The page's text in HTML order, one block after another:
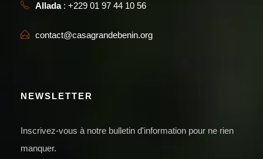
Allada: +229 01 97 44 10 56
contact@casagrandebenin.org
NEWSLETTER
Inscrivez-vous à notre bulletin d'information pour ne rien
manquer.